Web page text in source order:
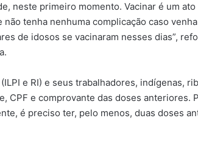
neste primeiro momento. Vacinar é um ato
tenha nenhuma complicação caso
de idosos se vacinaram nesses dias”,
e RI) e seus trabalhadores, indígenas,
CPF e comprovante das doses anteriores.
é preciso ter, pelo menos, duas doses